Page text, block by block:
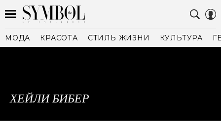
МОДА КРАСОТА СТИЛЬ ЖИЗНИ КУЛЬТУРА
ХЕЙЛИ БИБЕР